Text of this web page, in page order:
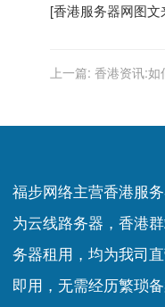
[香港服务器网图
上一篇: 香港资讯:如
福步网络主营香港服
为云线路务器，香港
务器租用，均为我司
即用，无需经历繁琐备